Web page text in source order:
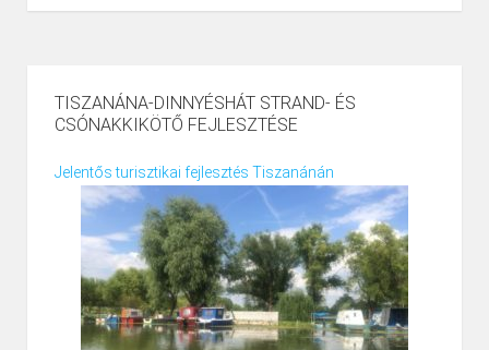
TISZANÁNA-DINNYÉSHÁT STRAND- ÉS
CSÓNAKKIKÖTŐ FEJLESZTÉSE
Jelentős turisztikai fejlesztés Tiszanánán